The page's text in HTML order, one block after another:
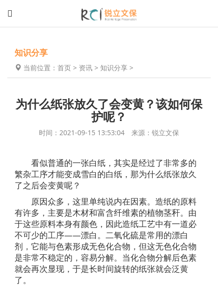
知识分享
当前位置： 首页 > 资讯 > 知识分享 >
为什么纸张放久了会变黄？该如何保
护呢？
时间：2021-09-15 13:53:04 来源：锐立文保
看似普通的一张白纸，其实是经过了非常多的
繁杂工序才能变成雪白的白纸，那为什么纸张放久
了之后会变黄呢？
原因众多，这里单纯说内在因素。造纸的原料
有许多，主要是木材和富含纤维素的植物茎秆。由
于这些原料本身有颜色，因此造纸工艺中有一道必
不可少的工序——漂白。二氧化硫是常用的漂白
剂，它能与色素形成无色化合物，但这无色化合物
是非常不稳定的，容易分解。当化合物分解后色素
就会再次显现，于是长时间旋转的纸张就会泛黄
了。